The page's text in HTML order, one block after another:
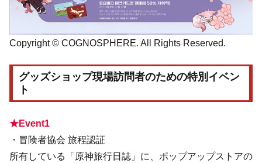
Copyright © COGNOSPHERE. All Rights Reserved.
グッズショップ現場訪問者のための特別イベン
ト
★Event1
・冒険者協会 旅程認証
所有している「原神旅行日誌」に、ポップアップストアの